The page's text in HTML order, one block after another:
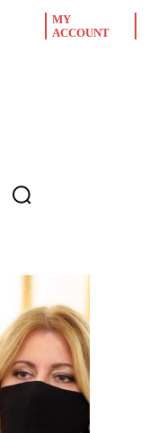
MY
ACCOUNT